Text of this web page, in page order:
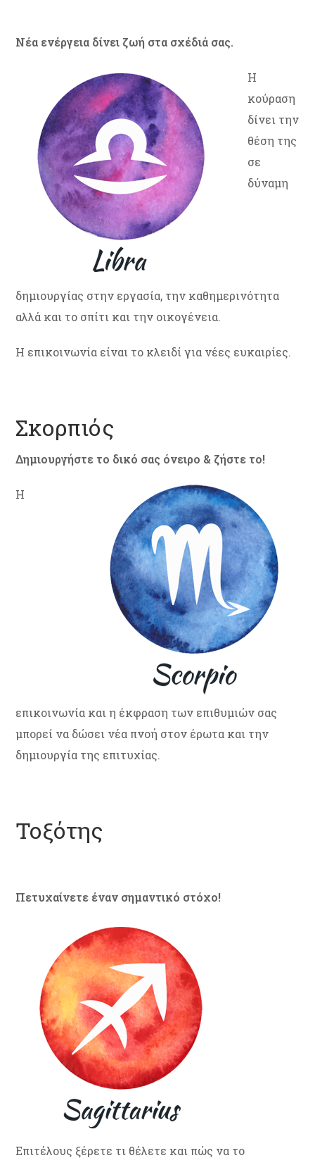
Νέα ενέργεια δίνει ζωή στα σχέδιά σας.
Η
κούραση
δίνει την
θέση της
σε
δύναμη
δημιουργίας στην εργασία, την καθημερινότητα
αλλά και το σπίτι και την οικογένεια.
Η επικοινωνία είναι το κλειδί για νέες ευκαιρίες.
Σκορπιός
Δημιουργήστε το δικό σας όνειρο & ζήστε το!
Η
επικοινωνία και η έκφραση των επιθυμιών σας
μπορεί να δώσει νέα πνοή στον έρωτα και την
δημιουργία της επιτυχίας.
Τοξότης
Πετυχαίνετε έναν σημαντικό στόχο!
Επιτέλους ξέρετε τι θέλετε και πώς να το